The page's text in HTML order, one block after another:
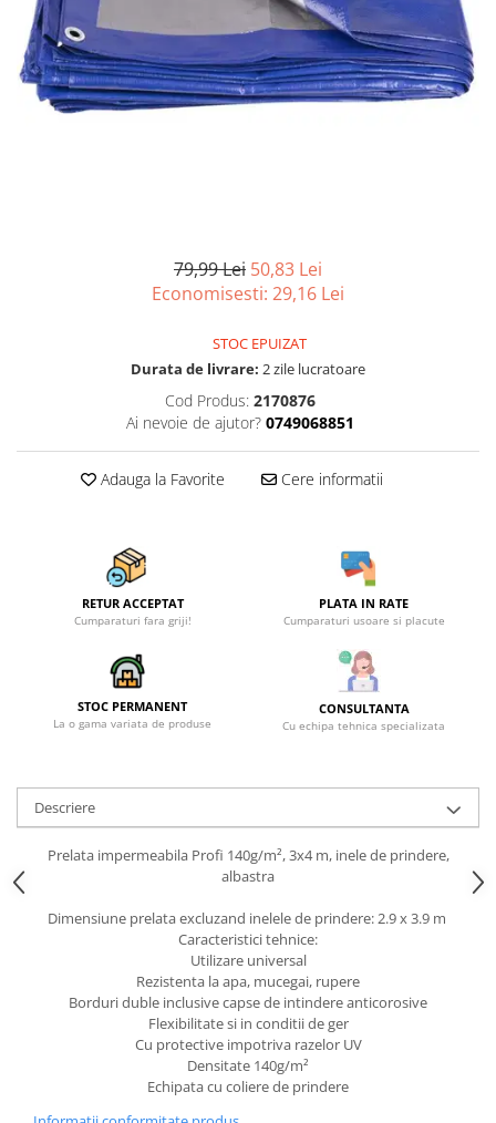
Sfoara si franghii
Suruburi, dibluri si accesorii
prindere
Mufe si conectori irigare
Panouri si elemente gard
Pavaje si borduri
Pentru toaleta si wc
Pentru toate suprafetele
Solutii pentru suprafetele din lemn
Solutii specializate
79,99 Lei 50,83 Lei
Economisesti: 29,16 Lei
STOC EPUIZAT
Durata de livrare: 2 zile lucratoare
Cod Produs: 2170876
Ai nevoie de ajutor? 0749068851
Adauga la Favorite Cere informatii
RETUR ACCEPTAT
Cumparaturi fara griji!
PLATA IN RATE
Cumparaturi usoare si placute
STOC PERMANENT
La o gama variata de produse
CONSULTANTA
Cu echipa tehnica specializata
Descriere
Prelata impermeabila Profi 140g/m², 3x4 m, inele de prindere,
albastra
Dimensiune prelata excluzand inelele de prindere: 2.9 x 3.9 m
Caracteristici tehnice:
Utilizare universal
Rezistenta la apa, mucegai, rupere
Borduri duble inclusive capse de intindere anticorosive
Flexibilitate si in conditii de ger
Cu protective impotriva razelor UV
Densitate 140g/m²
Echipata cu coliere de prindere